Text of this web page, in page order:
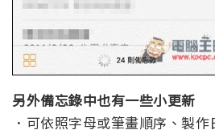
另外備忘錄中也有一些小更新
．可依照字母或筆畫順序、製